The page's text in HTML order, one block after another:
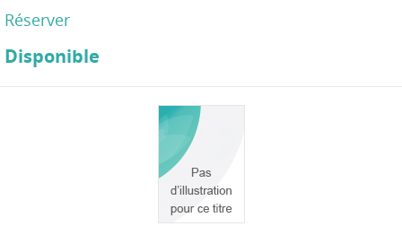
Réserver
Disponible